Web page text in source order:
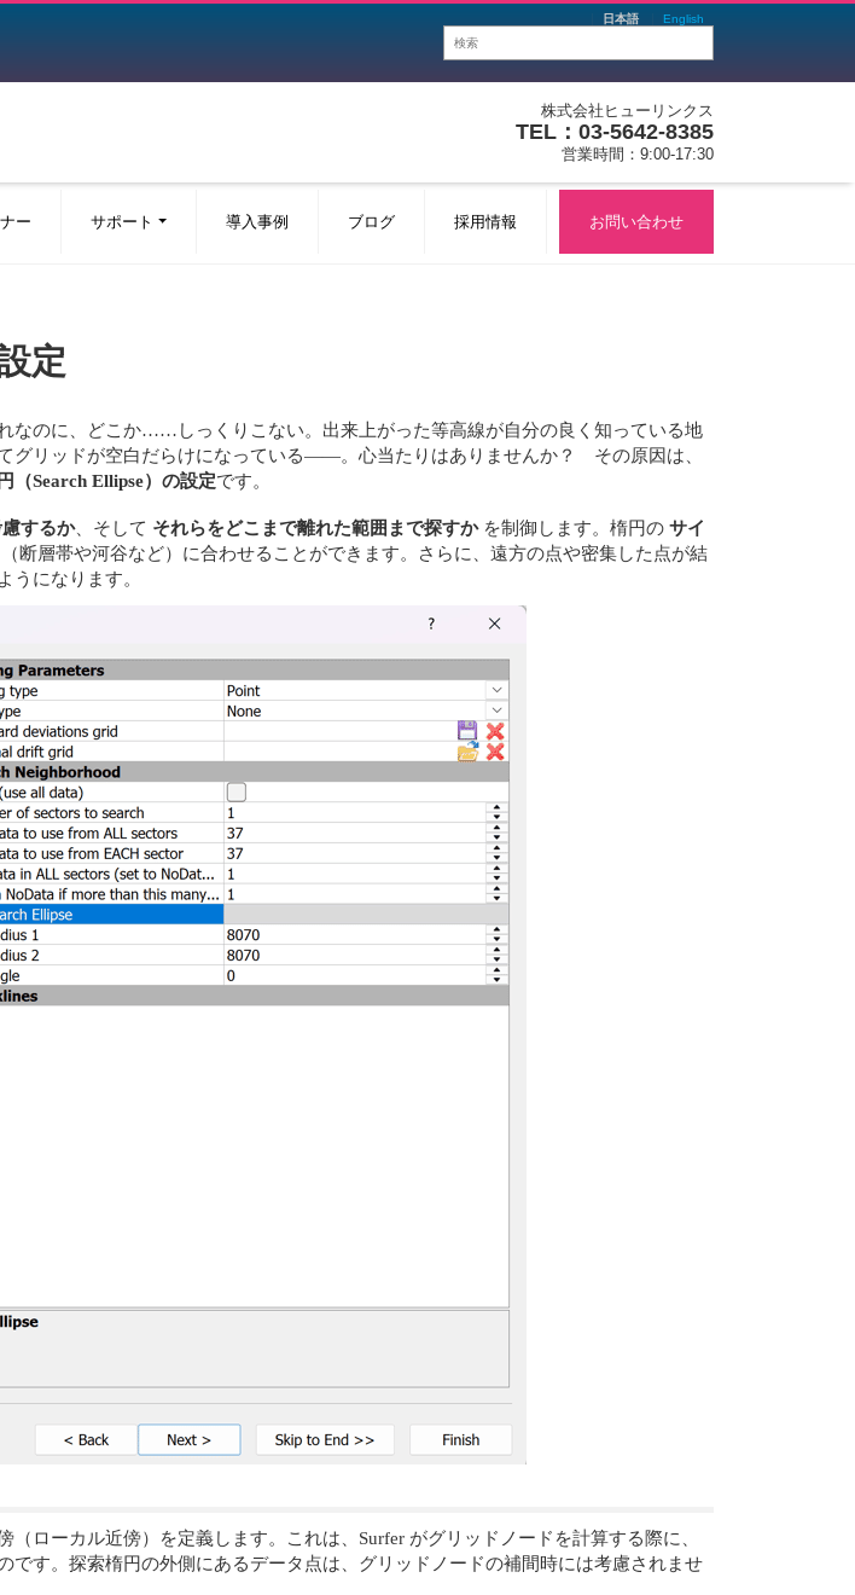
日本語 English
株式会社ヒューリンクス
TEL：03-5642-8385
営業時間：9:00-17:30
ー サポート 導入事例 ブログ 採用情報 お問い合わせ
定
なのに、どこか……しっくりこない。出来上がった等高線が自分の良く知っている地
グリッドが空白だらけになっている——。心当たりはありませんか？ その原因は、
（Search Ellipse）の設定です。
するか、そして それらをどこまで離れた範囲まで探すかを制御します。楕円のサイ
断層帯や河谷など）に合わせることができます。さらに、遠方の点や密集した点が結
うになります。
ローカル近傍）を定義します。これは、Surfer がグリッドノードを計算する際に、
す。探索楕円の外側にあるデータ点は、グリッドノードの補間時には考慮されませ